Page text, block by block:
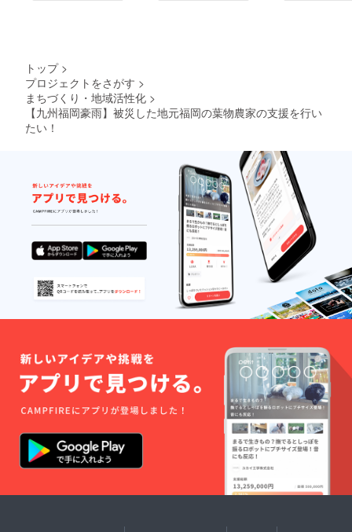
トップ >
プロジェクトをさがす >
まちづくり・地域活性化 >
【九州福岡豪雨】被災した地元福岡の葉物農家の支援を行い
たい！